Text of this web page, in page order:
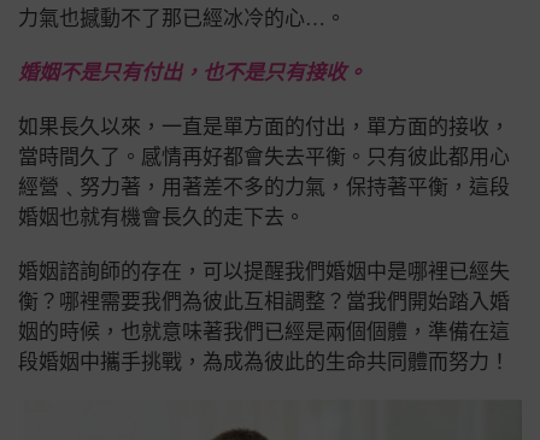
力氣也撼動不了那已經冰冷的心…。
婚姻不是只有付出，也不是只有接收。
如果長久以來，一直是單方面的付出，單方面的接收，
當時間久了。感情再好都會失去平衡。只有彼此都用心
經營﹑努力著，用著差不多的力氣，保持著平衡，這段
婚姻也就有機會長久的走下去。
婚姻諮詢師的存在，可以提醒我們婚姻中是哪裡已經失
衡？哪裡需要我們為彼此互相調整？當我們開始踏入婚
姻的時候，也就意味著我們已經是兩個個體，準備在這
段婚姻中攜手挑戰，為成為彼此的生命共同體而努力！